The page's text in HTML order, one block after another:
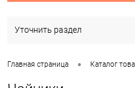
Уточнить раздел
Главная страница • Каталог